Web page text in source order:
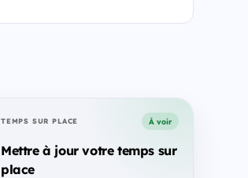
TEMPS SUR PLACE À voir
Mettre à jour votre temps sur
place